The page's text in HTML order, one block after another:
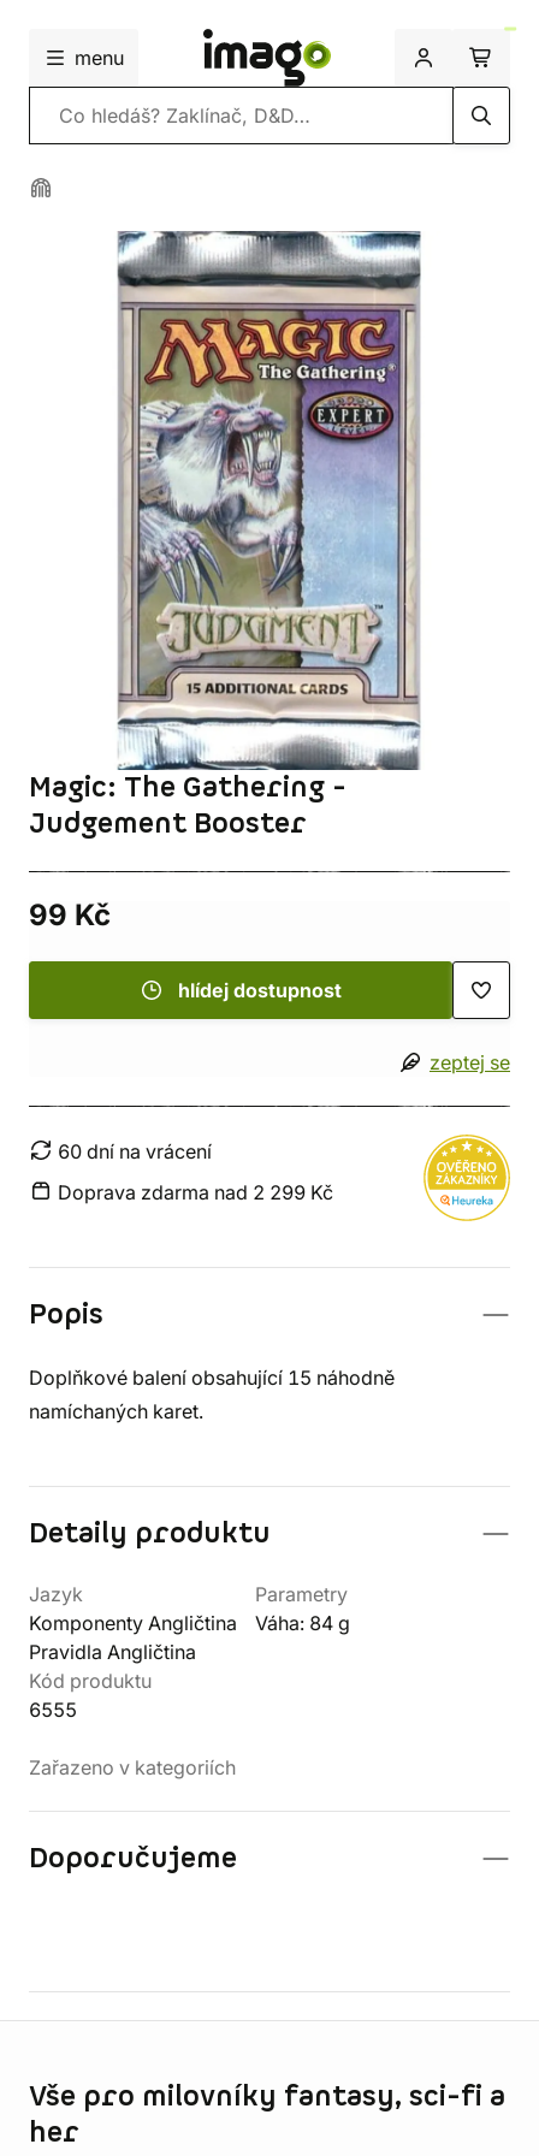
menu
Vyhledávání
Magic: The Gathering -
Judgement Booster
99 Kč
hlídej dostupnost
zeptej se
60 dní na vrácení
Doprava zdarma nad 2 299 Kč
Popis
Doplňkové balení obsahující 15 náhodně
namíchaných karet.
Detaily produktu
Jazyk
Komponenty Angličtina
Pravidla Angličtina
Parametry
Váha: 84 g
Kód produktu
6555
Zařazeno v kategoriích
Doporučujeme
Vše pro milovníky fantasy, sci-fi a
her